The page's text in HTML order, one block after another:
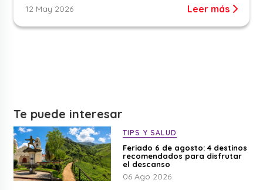
12 May 2026 Leer más
Te puede interesar
TIPS Y SALUD
Feriado 6 de agosto: 4 destinos
recomendados para disfrutar
el descanso
06 Ago 2026